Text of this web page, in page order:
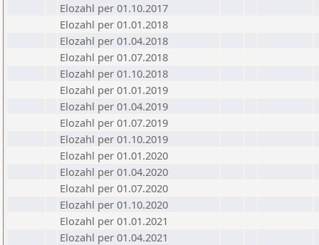
Elozahl per 01.10.2017
Elozahl per 01.01.2018
Elozahl per 01.04.2018
Elozahl per 01.07.2018
Elozahl per 01.10.2018
Elozahl per 01.01.2019
Elozahl per 01.04.2019
Elozahl per 01.07.2019
Elozahl per 01.10.2019
Elozahl per 01.01.2020
Elozahl per 01.04.2020
Elozahl per 01.07.2020
Elozahl per 01.10.2020
Elozahl per 01.01.2021
Elozahl per 01.04.2021